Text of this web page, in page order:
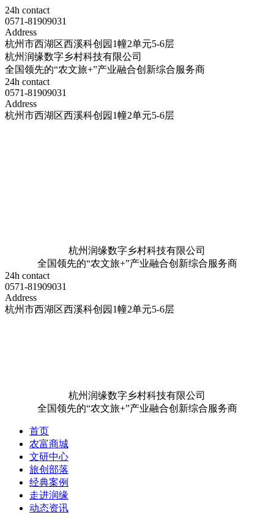
24h contact
0571-81909031
Address
杭州市西湖区西溪科创园1幢2单元5-6层
杭州润缘数字乡村科技有限公司
全国领先的“农文旅+”产业融合创新综合服务商
24h contact
0571-81909031
Address
杭州市西湖区西溪科创园1幢2单元5-6层
杭州润缘数字乡村科技有限公司
全国领先的“农文旅+”产业融合创新综合服务商
24h contact
0571-81909031
Address
杭州市西湖区西溪科创园1幢2单元5-6层
杭州润缘数字乡村科技有限公司
全国领先的“农文旅+”产业融合创新综合服务商
首页
农富商城
文研中心
旅创部落
经典案例
走进润缘
动态资讯